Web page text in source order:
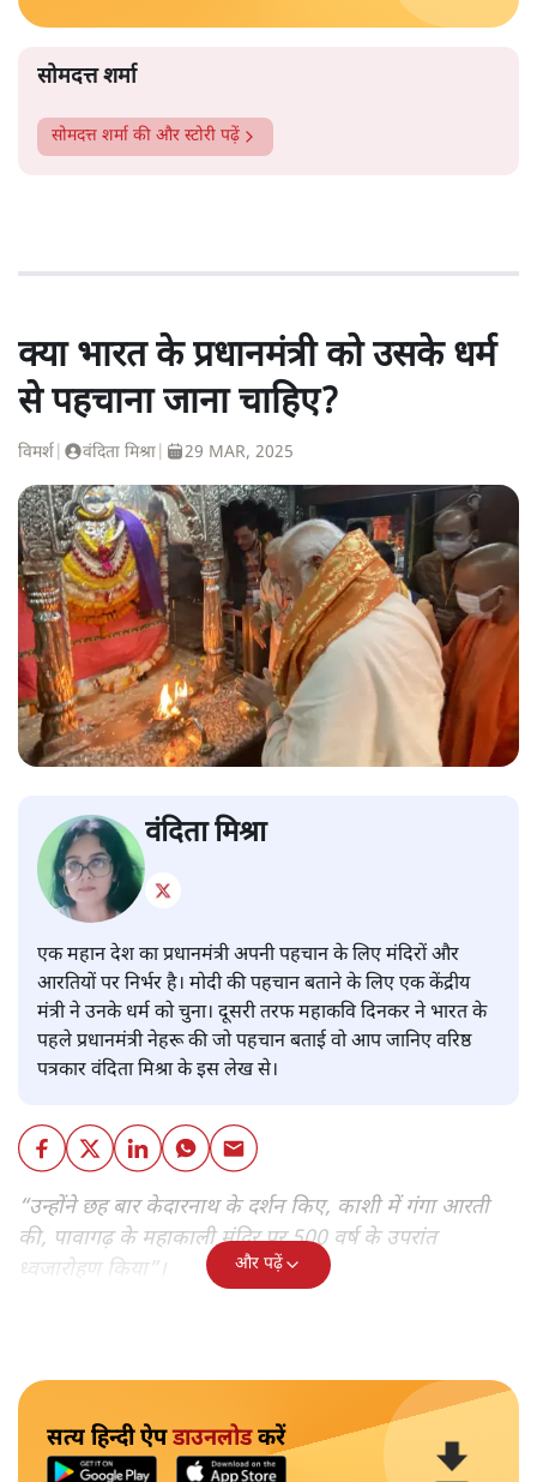
सोमदत्त शर्मा
सोमदत्त शर्मा की और स्टोरी पढ़ें
क्या भारत के प्रधानमंत्री को उसके धर्म
से पहचाना जाना चाहिए?
विमर्श वंदिता मिश्रा 29 MAR, 2025
वंदिता मिश्रा
एक महान देश का प्रधानमंत्री अपनी पहचान के लिए मंदिरों और
आरतियों पर निर्भर है। मोदी की पहचान बताने के लिए एक केंद्रीय
मंत्री ने उनके धर्म को चुना। दूसरी तरफ महाकवि दिनकर ने भारत के
पहले प्रधानमंत्री नेहरू की जो पहचान बताई वो आप जानिए वरिष्ठ
पत्रकार वंदिता मिश्रा के इस लेख से।
“उन्होंने छह बार केदारनाथ के दर्शन किए, काशी में गंगा आरती
की, पावागढ़ के महाकाली मंदिर पर 500 वर्ष के उपरांत
ध्वजारोहण किया”।
और पढ़ें
सत्य हिन्दी ऐपडाउनलोडकरें